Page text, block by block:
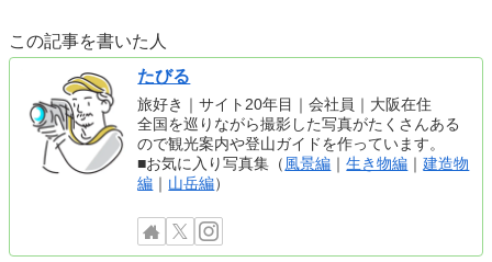
この記事を書いた人
たびる
旅好き｜サイト20年目｜会社員｜大阪在住
全国を巡りながら撮影した写真がたくさんある
ので観光案内や登山ガイドを作っています。
■お気に入り写真集（風景編 ｜生き物編 ｜建造物
編 ｜ 山岳編）